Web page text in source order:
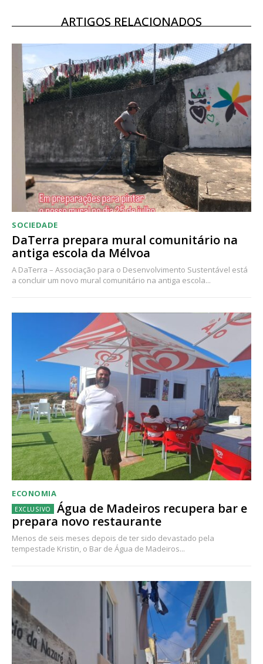
ARTIGOS RELACIONADOS
SOCIEDADE
DaTerra prepara mural comunitário na
antiga escola da Mélvoa
A DaTerra – Associação para o Desenvolvimento Sustentável está
a concluir um novo mural comunitário na antiga escola...
ECONOMIA
Água de Madeiros recupera bar e
prepara novo restaurante
Menos de seis meses depois de ter sido devastado pela
tempestade Kristin, o Bar de Água de Madeiros...